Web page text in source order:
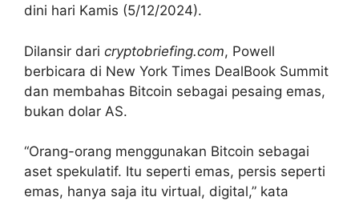
dini hari Kamis (5/12/2024).
Dilansir dari cryptobriefing.com, Powell
berbicara di New York Times DealBook Summit
dan membahas Bitcoin sebagai pesaing emas,
bukan dolar AS.
“Orang-orang menggunakan Bitcoin sebagai
aset spekulatif. Itu seperti emas, persis seperti
emas, hanya saja itu virtual, digital,” kata